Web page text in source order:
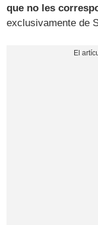
que no les
exclusivamente de